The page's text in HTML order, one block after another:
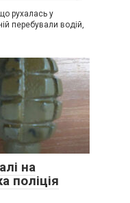
рухалась у
перебували водій,
на
поліція